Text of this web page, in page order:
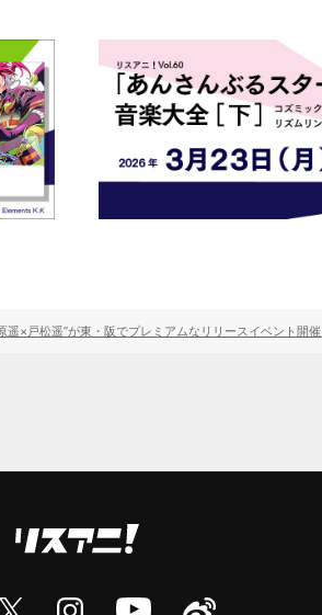
×戸松遥”が東・阪でプレミアムなリリースイベント開